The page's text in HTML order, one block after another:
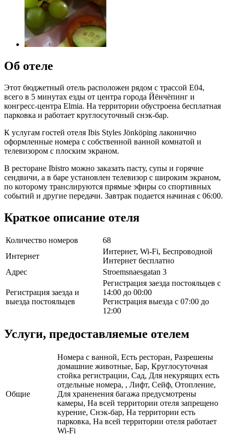
Об отеле
Этот бюджетный отель расположен рядом с трассой E04,
всего в 5 минутах езды от центра города Йёнчёпинг и
конгресс-центра Elmia. На территории обустроена бесплатная
парковка и работает круглосуточный снэк-бар.
К услугам гостей отеля Ibis Styles Jönköping лаконично
оформленные номера с собственной ванной комнатой и
телевизором с плоским экраном.
В ресторане Ibistro можно заказать пасту, супы и горячие
сендвичи, а в баре установлен телевизор с широким экраном,
по которому транслируются прямые эфиры со спортивных
событий и другие передачи. Завтрак подается начиная с 06:00.
Краткое описание отеля
Количество номеров
68
Интернет
Интернет, Wi-Fi, Беспроводной
Интернет бесплатно
Адрес
Stroemsnaesgatan 3
Регистрация заезда и
выезда постояльцев
Регистрация заезда постояльцев с
14:00 до 00:00
Регистрация выезда с 07:00 до
12:00
Услуги, предоставляемые отелем
Общие
Номера с ванной, Есть ресторан, Разрешены
домашние животные, Бар, Круглосуточная
стойка регистрации, Сад, Для некурящих есть
отдельные номера, , Лифт, Сейф, Отопление,
Для храненения багажа предусмотрены
камеры, На всей территории отеля запрещено
курение, Снэк-бар, На территории есть
парковка, На всей территории отеля работает
Wi-Fi